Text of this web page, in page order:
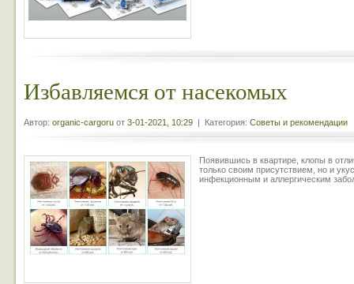
Избавляемся от насекомых
Автор: organic-cargoru от 3-01-2021, 10:29 | Категория: Советы и рекомендации
Появившись в квартире, клопы в
только своим присутствием, но и
инфекционным и аллергическим